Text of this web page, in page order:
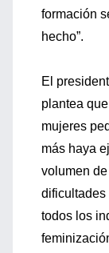
formación
hecho”.
El
plantea
mujeres
más haya
volumen
dificultades
todos los